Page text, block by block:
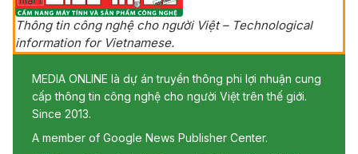
Thông tin công nghệ cho người Việt – Technological
information for Vietnamese.
MEDIA ONLINE là dự án truyền thông phi lợi nhuận cung
cấp thông tin công nghệ cho người Việt trên thế giới.
Since 2013.
A member of Google News Publisher Center.